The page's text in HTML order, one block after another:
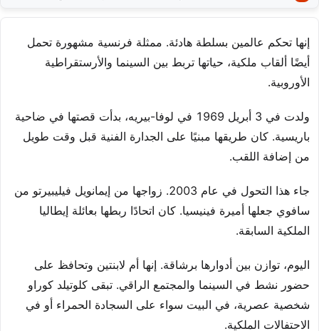
إنها تحكم عالمين بسلطة هادئة. ممثلة فرنسية مشهورة تحمل
أيضًا ألقاب ملكية، حياتها تربط بين السينما والأرستقراطية
الأوروبية.
ولدت في 3 أبريل 1969 في لوفا-بيريه، بدأت قصتها في ضاحية
باريسية. كان طريقها مبنيًا على الجدارة الفنية قبل وقت طويل
من إضافة اللقب.
جاء هذا التحول في عام 2003. زواجها من إيمانويل فيليبيرتو من
سافوي جعلها أميرة فينيسيا. كان اتحادًا ربطها بعائلة إيطاليا
الملكية السابقة.
اليوم، توازن بين أدوارها برشاقة. إنها أم لابنتين وتحافظ على
حضور نشط في السينما والمجتمع الراقي. تبقى كلوتيلد كوراو
شخصية عصرية، في البيت سواء على السجادة الحمراء أو في
الاحتفالات الملكية.